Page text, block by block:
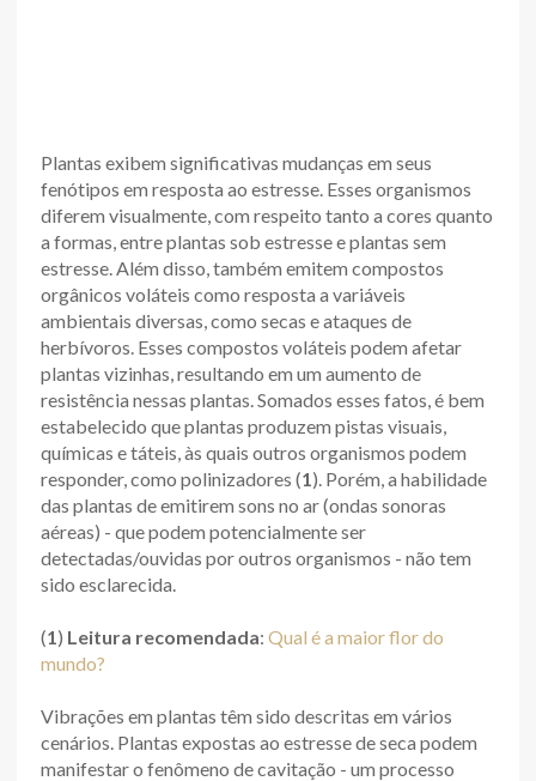
Plantas exibem significativas mudanças em seus
fenótipos em resposta ao estresse. Esses organismos
diferem visualmente, com respeito tanto a cores quanto
a formas, entre plantas sob estresse e plantas sem
estresse. Além disso, também emitem compostos
orgânicos voláteis como resposta a variáveis
ambientais diversas, como secas e ataques de
herbívoros. Esses compostos voláteis podem afetar
plantas vizinhas, resultando em um aumento de
resistência nessas plantas. Somados esses fatos, é bem
estabelecido que plantas produzem pistas visuais,
químicas e táteis, às quais outros organismos podem
responder, como polinizadores (1). Porém, a habilidade
das plantas de emitirem sons no ar (ondas sonoras
aéreas) - que podem potencialmente ser
detectadas/ouvidas por outros organismos - não tem
sido esclarecida.
(1) Leitura recomendada: Qual é a maior flor do
mundo?
Vibrações em plantas têm sido descritas em vários
cenários. Plantas expostas ao estresse de seca podem
manifestar o fenômeno de cavitação - um processo